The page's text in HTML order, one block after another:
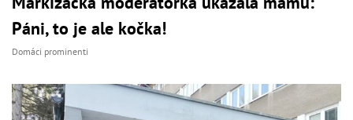
Páni, to je ale kočka!
Domáci prominenti